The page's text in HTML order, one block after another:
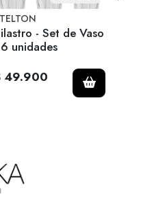
- Set de Vaso
unidades
49.900